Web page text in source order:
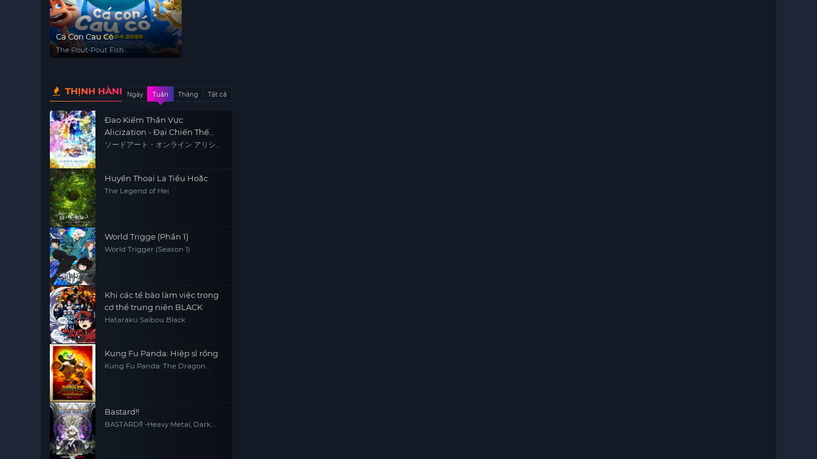
Cá Con Cau Có
The Pout-Pout Fish
THỊNH HÀNHNgày Tuần Tháng Tất cả
Đao Kiếm Thần Vực
Alicization - Đại Chiến Thế
Giới Ngầm Mùa Cuối
ソードアート・オンライン アリシゼ
Huyền Thoại La Tiểu Hoắc
The Legend of Hei
World Trigge (Phần 1)
World Trigger (Season 1)
Khi các tế bào làm việc trong
cơ thể trung niên BLACK
Hataraku Saibou Black
Kung Fu Panda: Hiệp sĩ rồng
Kung Fu Panda: The Dragon
Bastard!!
BASTARD‼ -Heavy Metal, Dark